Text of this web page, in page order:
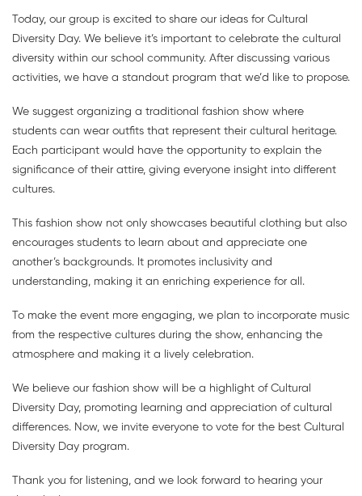
Today, our group is excited to share our ideas for Cultural
Diversity Day. We believe it’s important to celebrate the cultural
diversity within our school community. After discussing various
activities, we have a standout program that we’d like to propose.
We suggest organizing a traditional fashion show where
students can wear outfits that represent their cultural heritage.
Each participant would have the opportunity to explain the
significance of their attire, giving everyone insight into different
cultures.
This fashion show not only showcases beautiful clothing but also
encourages students to learn about and appreciate one
another’s backgrounds. It promotes inclusivity and
understanding, making it an enriching experience for all.
To make the event more engaging, we plan to incorporate music
from the respective cultures during the show, enhancing the
atmosphere and making it a lively celebration.
We believe our fashion show will be a highlight of Cultural
Diversity Day, promoting learning and appreciation of cultural
differences. Now, we invite everyone to vote for the best Cultural
Diversity Day program.
Thank you for listening, and we look forward to hearing your